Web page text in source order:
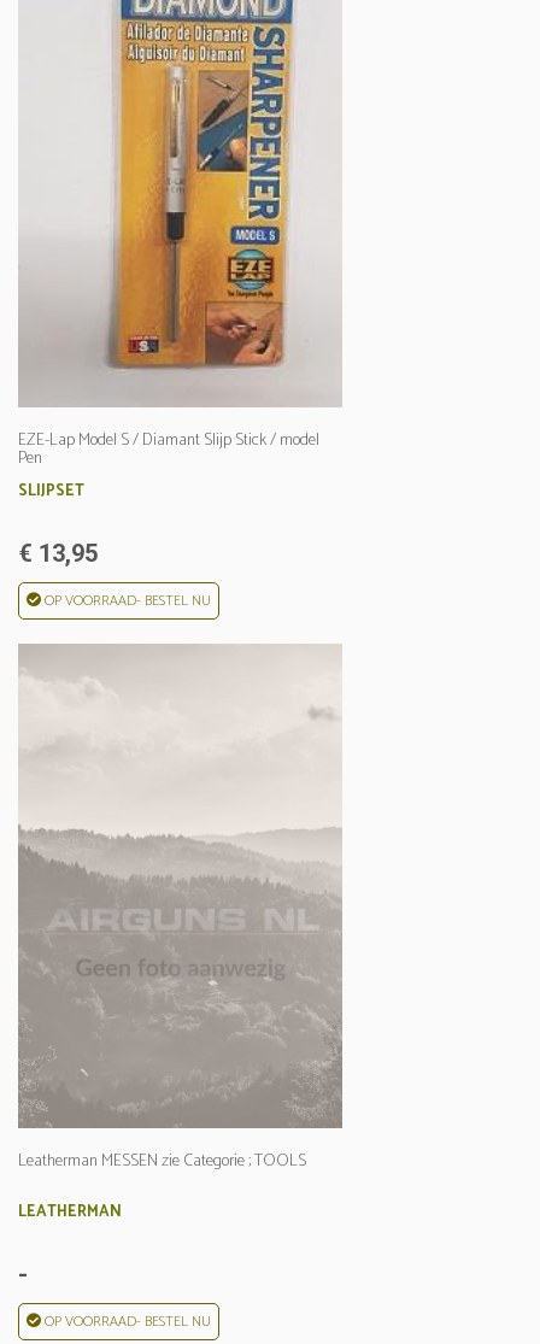
EZE-Lap Model S / Diamant Slijp Stick / model
Pen
SLIJPSET
€ 13,95
OP VOORRAAD- BESTEL NU
Leatherman MESSEN zie Categorie ; TOOLS
LEATHERMAN
-
OP VOORRAAD- BESTEL NU